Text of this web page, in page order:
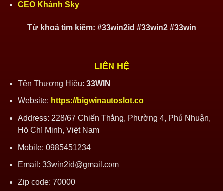
CEO Khánh Sky
Từ khoá tìm kiếm: #33win2id #33win2 #33win
LIÊN HỆ
Tên Thương Hiệu: 33WIN
Website: https://bigwinautoslot.co
Address: 228/67 Chiến Thắng, Phường 4, Phú Nhuận,
Hồ Chí Minh, Việt Nam
Mobile: 0985451234
Email: 33win2id@gmail.com
Zip code: 70000